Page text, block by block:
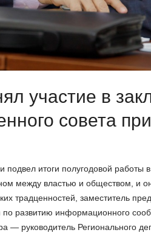
участие в
совета
итоги полугодовой работы
между властью и обществом, и
традценностей, заместитель
развитию информационного
— руководитель Регионального